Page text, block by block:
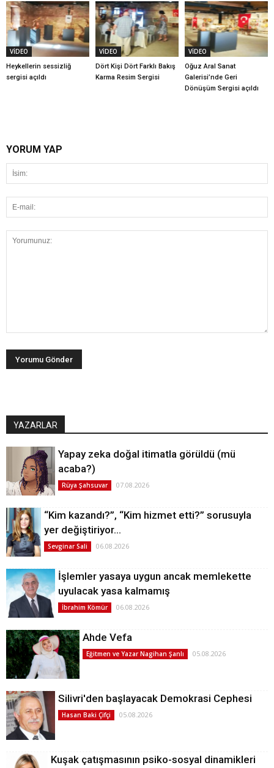
VİDEO
Heykellerin sessizliğ
sergisi açıldı
VİDEO
Dört Kişi Dört Farklı Bakış
Karma Resim Sergisi
VİDEO
Oğuz Aral Sanat
Galerisi’nde Geri
Dönüşüm Sergisi açıldı
YORUM YAP
YAZARLAR
Yapay zeka doğal itimatla görüldü (mü
acaba?)
Rüya Şahsuvar 07.08.2026
“Kim kazandı?”, “Kim hizmet etti?” sorusuyla
yer değiştiriyor…
Sevginar Sali 06.08.2026
İşlemler yasaya uygun ancak memlekette
uyulacak yasa kalmamış
İbrahim Kömür 06.08.2026
Ahde Vefa
Eğitmen ve Yazar Nagihan Şanlı 05.08.2026
Silivri'den başlayacak Demokrasi Cephesi
Hasan Baki Çifçi 05.08.2026
Kuşak çatışmasının psiko-sosyal dinamikleri